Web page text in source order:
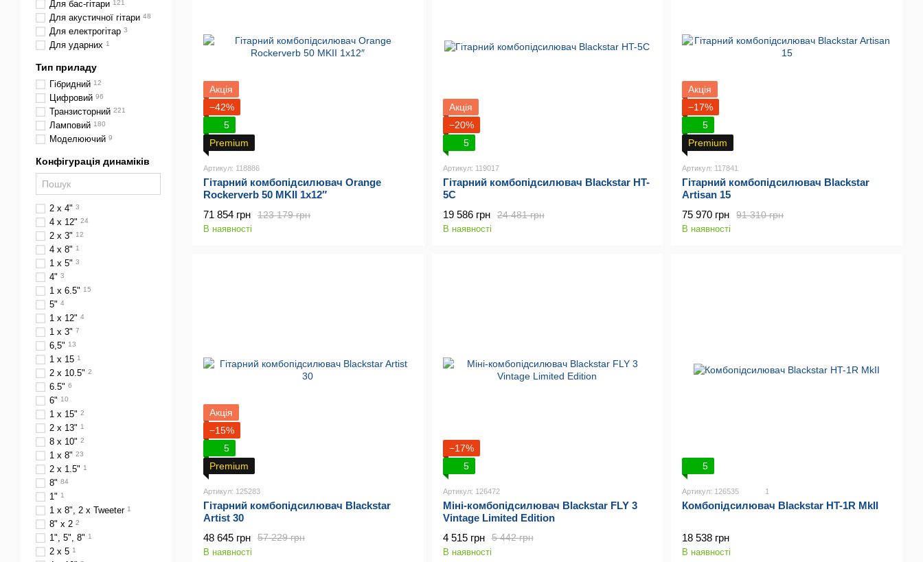
Акція
−42%
5
Premium
Артикул: 118886
Гітарний комбопідсилювач Orange
Rockerverb 50 MKII 1x12″
123 179 грн
71 854 грн
В наявності
Акція
−20%
5
Артикул: 119017
Гітарний комбопідсилювач Blackstar HT-
5C
24 481 грн
19 586 грн
В наявності
Акція
−17%
5
Premium
Артикул: 117841
Гітарний комбопідсилювач Blackstar
Artisan 15
91 310 грн
75 970 грн
В наявності
Акція
−15%
5
Premium
Артикул: 125283
Гітарний комбопідсилювач Blackstar
Artist 30
57 229 грн
48 645 грн
В наявності
−17%
5
Артикул: 126472
Міні-комбопідсилювач Blackstar FLY 3
Vintage Limited Edition
5 442 грн
4 515 грн
В наявності
5
Артикул: 126535 1
Комбопідсилювач Blackstar HT-1R MkII
18 538 грн
В наявності
Для бас-гітари 121
Для акустичної гітари 48
Для електрогітар 3
Для ударних 1
Тип приладу
Гібридний 12
Цифровий 96
Транзисторний 221
Ламповий 180
Моделюючий 9
Конфігурація динаміків
2 x 4" 3
4 х 12" 24
2 x 3" 12
4 х 8" 1
1 x 5" 3
4" 3
1 x 6.5" 15
5" 4
1 х 12" 4
1 x 3" 7
6,5" 13
1 х 15 1
2 x 10.5" 2
6.5" 6
6" 10
1 х 15" 2
2 x 13" 1
8 х 10" 2
1 x 8" 23
2 x 1.5" 1
8" 84
1" 1
1 x 8", 2 x Tweeter 1
8" х 2 2
1", 5", 8" 1
2 x 5 1